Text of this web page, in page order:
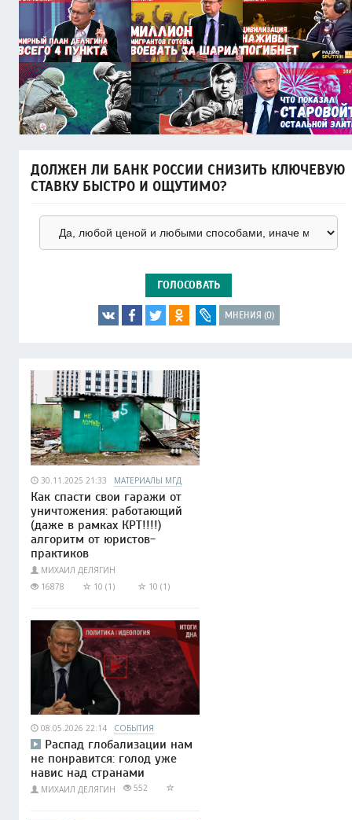
ДОЛЖЕН ЛИ БАНК РОССИИ СНИЗИТЬ КЛЮЧЕВУЮ
СТАВКУ БЫСТРО И ОЩУТИМО?
ГОЛОСОВАТЬ
МНЕНИЯ (0)
30.11.2025 21:33 МАТЕРИАЛЫ МГД
Как спасти свои гаражи от
уничтожения: работающий
(даже в рамках КРТ!!!!)
алгоритм от юристов-
практиков
МИХАИЛ ДЕЛЯГИН
16878
10 (1) 10 (1)
08.05.2026 22:14 СОБЫТИЯ
Распад глобализации нам
не понравится: голод уже
навис над странами
МИХАИЛ ДЕЛЯГИН 552